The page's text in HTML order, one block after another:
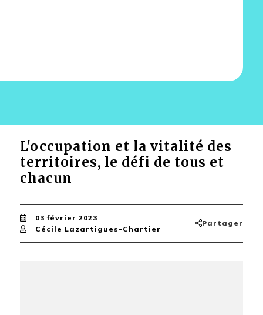
L'occupation et la vitalité des
territoires, le défi de tous et
chacun
03 février 2023
Cécile Lazartigues-Chartier
Partager